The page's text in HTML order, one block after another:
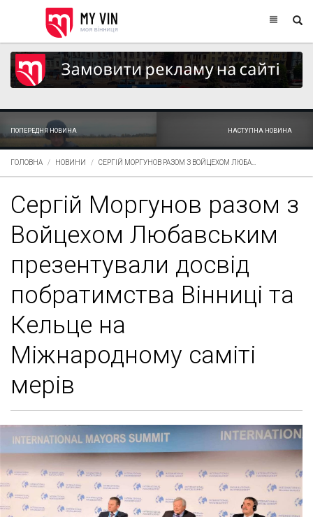
ПОПЕРЕДНЯ НОВИНА НАСТУПНА НОВИНА
ГОЛОВНА НОВИНИ СЕРГІЙ МОРГУНОВ РАЗОМ З ВОЙЦЕХОМ ЛЮБА...
Сергій Моргунов разом з
Войцехом Любавським
презентували досвід
побратимства Вінниці та
Кельце на
Міжнародному саміті
мерів